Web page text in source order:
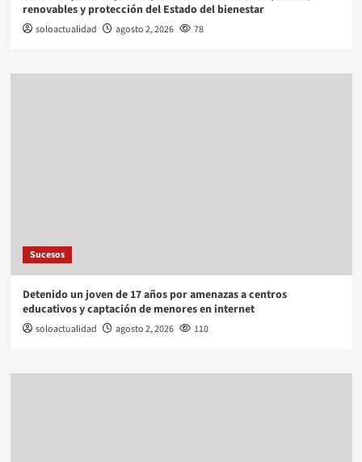
renovables y protección del Estado del bienestar
soloactualidad agosto 2, 2026 78
Sucesos
Detenido un joven de 17 años por amenazas a centros
educativos y captación de menores en internet
soloactualidad agosto 2, 2026 110